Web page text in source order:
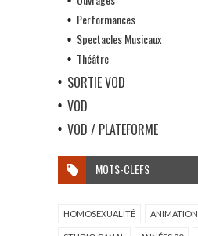
Performances
Spectacles Musicaux
Théâtre
SORTIE VOD
VOD
VOD / PLATEFORME
MOTS-CLEFS
HOMOSEXUALITÉ ANIMATION